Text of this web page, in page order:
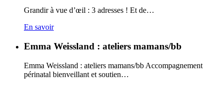
Grandir à vue d’œil : 3 adresses ! Et de…
En savoir
Emma Weissland : ateliers mamans/bb
Emma Weissland : ateliers mamans/bb Accompagnement
périnatal bienveillant et soutien…